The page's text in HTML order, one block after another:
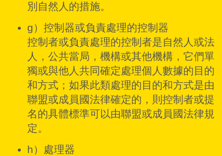
別自然人的措施。
g）控制器或負責處理的控制器
控制者或負責處理的控制者是自然人或法
人，公共當局，機構或其他機構，它們單
獨或與他人共同確定處理個人數據的目的
和方式；如果此類處理的目的和方式是由
聯盟或成員國法律確定的，則控制者或提
名的具體標準可以由聯盟或成員國法律規
定。
h）處理器